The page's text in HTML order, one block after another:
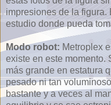
impresiones de la figura.
estudio donde pueda
Modo robot: Metroplex
existe en este momento.
más grande en estatura
pesado ni tan
bastante y a veces al